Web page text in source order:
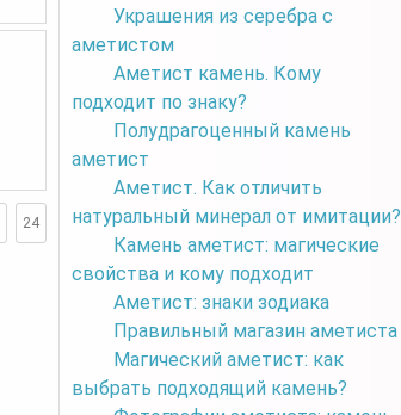
24
Украшения из серебра с
аметистом
Аметист камень. Кому
подходит по знаку?
Полудрагоценный камень
аметист
Аметист. Как отличить
натуральный минерал от имитации?
Камень аметист: магические
свойства и кому подходит
Аметист: знаки зодиака
Правильный магазин аметиста
Магический аметист: как
выбрать подходящий камень?